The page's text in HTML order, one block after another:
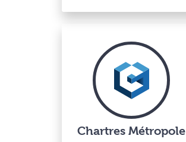
Chartres Métropole